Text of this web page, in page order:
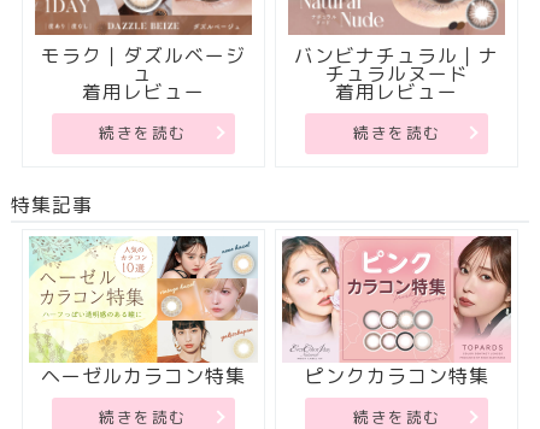
モラク｜ダズルベージ
ュ
着用レビュー
続きを読む
バンビナチュラル｜ナ
チュラルヌード
着用レビュー
続きを読む
特集記事
ヘーゼルカラコン特集
続きを読む
ピンクカラコン特集
続きを読む